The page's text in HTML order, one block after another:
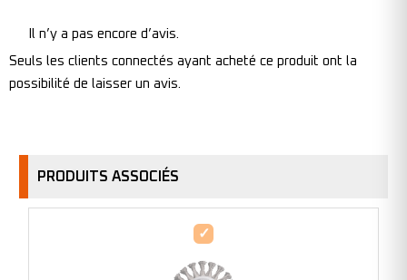
Il n’y a pas encore d’avis.
Seuls les clients connectés ayant acheté ce produit ont la
possibilité de laisser un avis.
PRODUITS ASSOCIÉS
Brosse